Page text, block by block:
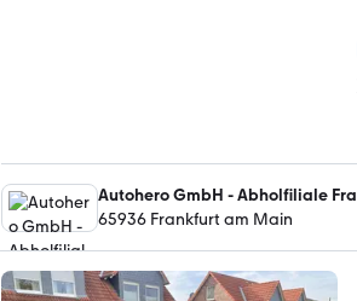
Autohero GmbH - Abholfiliale
65936 Frankfurt am Main